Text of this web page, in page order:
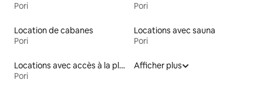
Pori
Pori
Location de cabanes
Pori
Locations avec sauna
Pori
Locations avec accès à la plage
Pori
Afficher plus